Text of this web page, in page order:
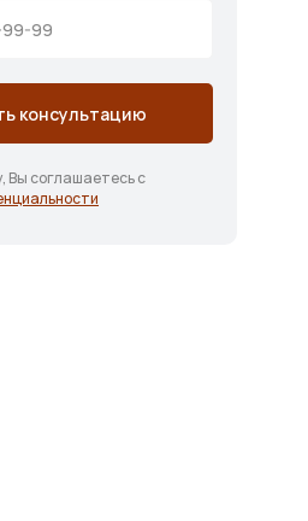
консультацию
Вы соглашаетесь с